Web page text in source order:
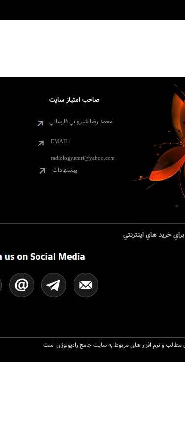
پيشنهادات
صاحب امتياز سايت
محمد رضا شيرواني فارساني
EMAIL:
radiology.emri@yahoo.com
خريد هاي اينترنتي
مطالب و نرم افزار هاي مربوط به سايت جامع راديولوژي است